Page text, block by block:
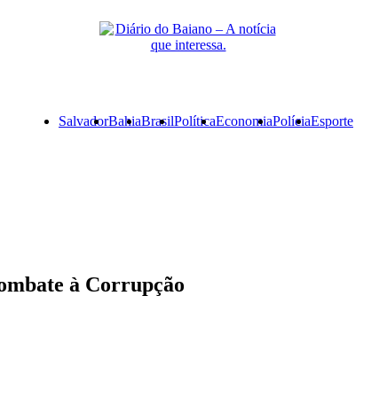
PrimarySalvadorBahiaBrasilPolíticaEconomiaPolíciaEsporte
à Corrupção